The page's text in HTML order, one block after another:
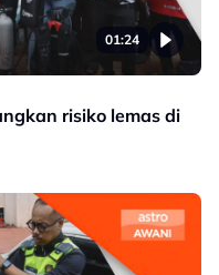
01:24
risiko lemas di